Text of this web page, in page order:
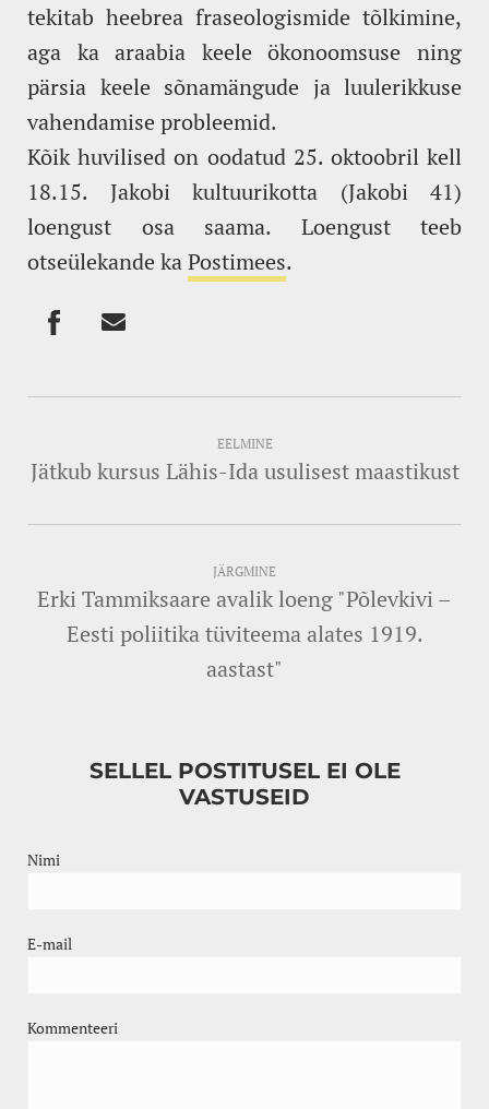
tekitab heebrea fraseologismide tõlkimine,
aga ka araabia keele ökonoomsuse ning
pärsia keele sõnamängude ja luulerikkuse
vahendamise probleemid.
Kõik huvilised on oodatud 25. oktoobril kell
18.15. Jakobi kultuurikotta (Jakobi 41)
loengust osa saama. Loengust teeb
otseülekande kaPostimees.
EELMINE
Jätkub kursus Lähis-Ida usulisest maastikust
JÄRGMINE
Erki Tammiksaare avalik loeng "Põlevkivi –
Eesti poliitika tüviteema alates 1919.
aastast"
SELLEL POSTITUSEL EI OLE
VASTUSEID
Nimi
E-mail
Kommenteeri